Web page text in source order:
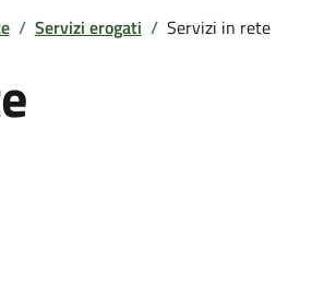
/ Servizi erogati / Servizi in rete